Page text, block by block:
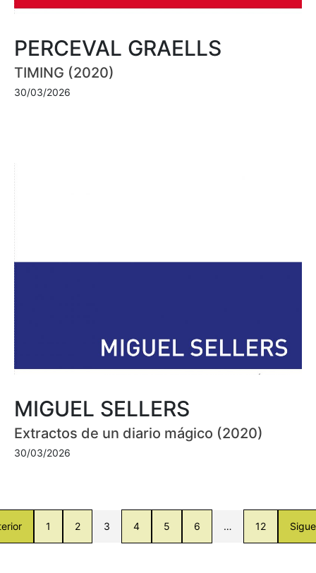
PERCEVAL GRAELLS
TIMING (2020)
30/03/2026
MIGUEL SELLERS
Extractos de un diario mágico (2020)
30/03/2026
1 2 3 4 5 6 … 12